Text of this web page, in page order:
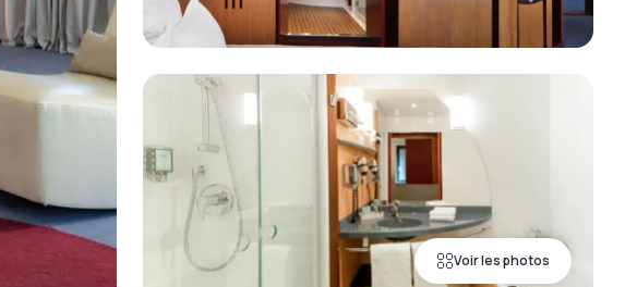
Voir les photos